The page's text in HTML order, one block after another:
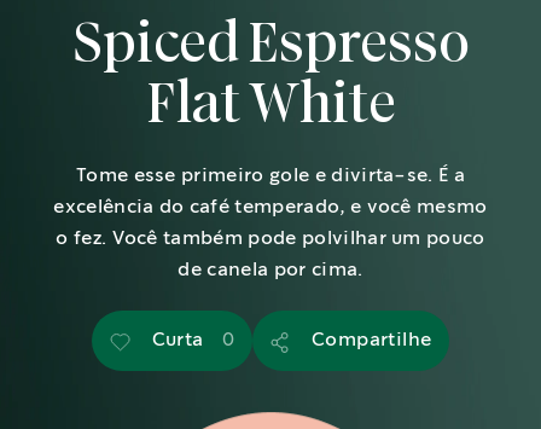
Spiced Espresso
Flat White
Tome esse primeiro gole e divirta-se. É a
excelência do café temperado, e você mesmo
o fez. Você também pode polvilhar um pouco
de canela por cima.
Curta 0 Compartilhe